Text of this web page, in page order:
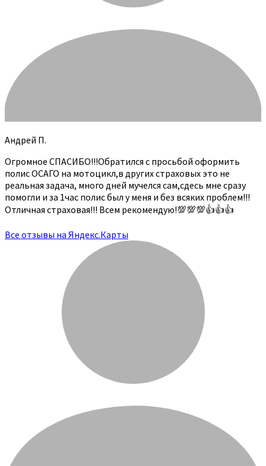
Андрей П.
Огромное СПАСИБО!!!Обратился с просьбой оформить
полис ОСАГО на мотоцикл,в других страховых это не
реальная задача, много дней мучелся сам,сдесь мне сразу
помогли и за 1час полис был у меня и без всяких проблем!!!
Отличная страховая!!! Всем рекомендую!💯💯💯👍👍👍
Все отзывы на Яндекс.Карты